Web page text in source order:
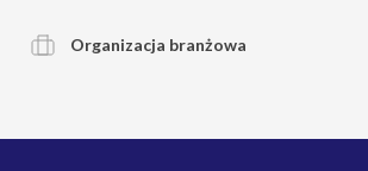
Organizacja branżowa